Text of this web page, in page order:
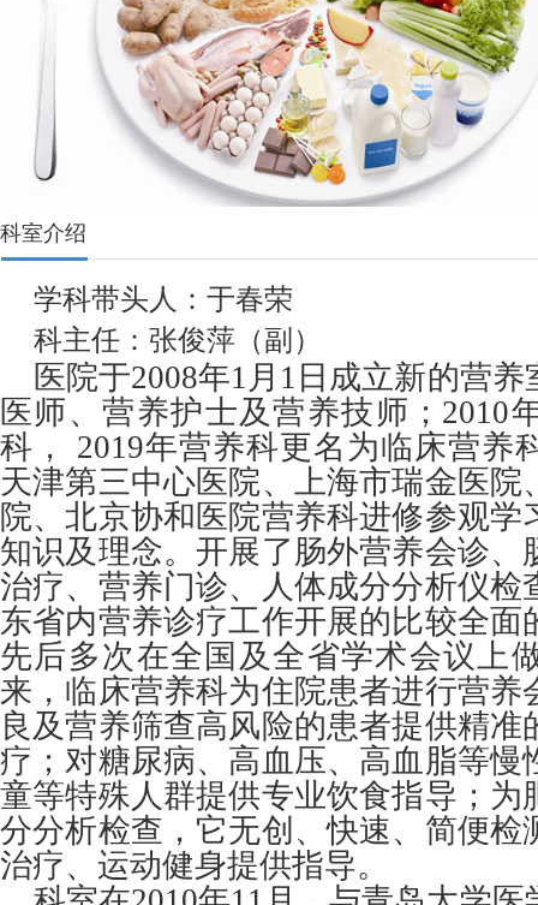
科室介绍
学科带头人：于春荣
科主任：张俊萍（副）
医院于2008年1月1日成立新的营
医师、营养护士及营养技师；2010
科， 2019年营养科更名为临床营养
天津第三中心医院、上海市瑞金医院
院、北京协和医院营养科进修参观学
知识及理念。开展了肠外营养会诊、
治疗、营养门诊、人体成分分析仪检
东省内营养诊疗工作开展的比较全面
先后多次在全国及全省学术会议上
来，临床营养科为住院患者进行营养
良及营养筛查高风险的患者提供精准
疗；对糖尿病、高血压、高血脂等慢
童等特殊人群提供专业饮食指导；为
分分析检查，它无创、快速、简便检
治疗、运动健身提供指导。